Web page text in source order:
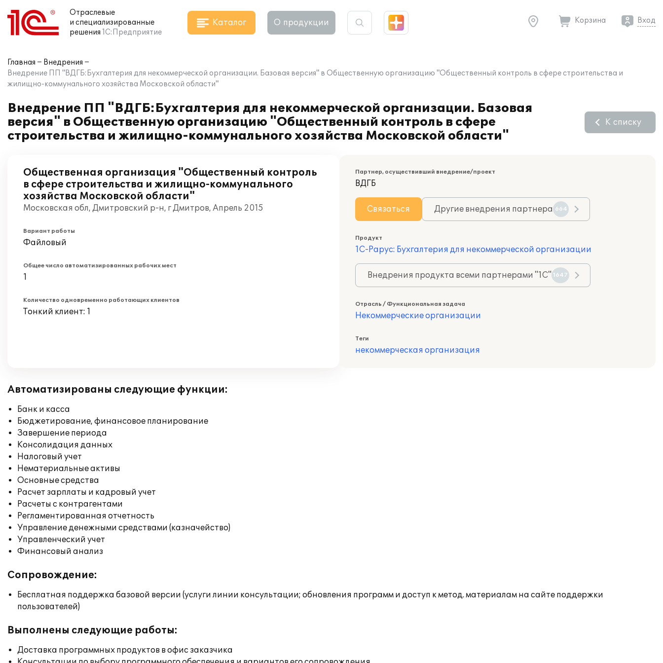
Отраслевые
и специализированные
решения 1С:Предприятие
Каталог О продукции Корзина Вход
Главная
Внедрения
Внедрение ПП "ВДГБ:Бухгалтерия для некоммерческой организации. Базовая версия" в Общественную организацию "Общественный контроль в сфере строительства и
жилищно-коммунального хозяйства Московской области"
Внедрение ПП "ВДГБ:Бухгалтерия для некоммерческой организации. Базовая
версия" в Общественную организацию "Общественный контроль в сфере
строительства и жилищно-коммунального хозяйства Московской области"
К списку
Общественная организация "Общественный контроль
в сфере строительства и жилищно-коммунального
хозяйства Московской области"
Московская обл, Дмитровский р-н, г Дмитров, Апрель 2015
Вариант работы
Файловый
Общее число автоматизированных рабочих мест
1
Количество одновременно работающих клиентов
Тонкий клиент: 1
Партнер, осуществивший внедрение/проект
ВДГБ
Связаться Другие внедрения партнера 664
Продукт
1С-Рарус: Бухгалтерия для некоммерческой организации
Внедрения продукта всеми партнерами "1С" 1647
Отрасль / Функциональная задача
Некоммерческие организации
Теги
некоммерческая организация
Автоматизированы следующие функции:
Банк и касса
Бюджетирование, финансовое планирование
Завершение периода
Консолидация данных
Налоговый учет
Нематериальные активы
Основные средства
Расчет зарплаты и кадровый учет
Расчеты с контрагентами
Регламентированная отчетность
Управление денежными средствами (казначейство)
Управленческий учет
Финансовый анализ
Сопровождение:
Бесплатная поддержка базовой версии (услуги линии консультации; обновления программ и доступ к метод. материалам на сайте поддержки
пользователей)
Выполнены следующие работы:
Доставка программных продуктов в офис заказчика